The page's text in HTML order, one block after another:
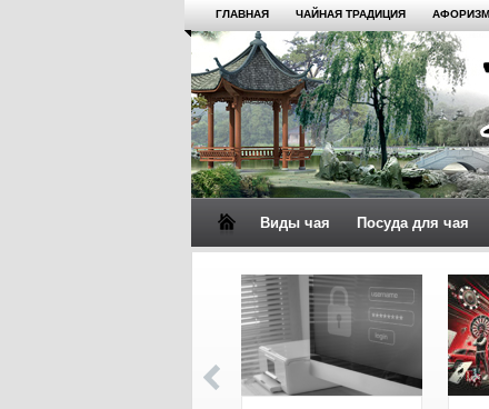
ГЛАВНАЯ ЧАЙНАЯ ТРАДИЦИЯ
Виды чая Посуда для чая